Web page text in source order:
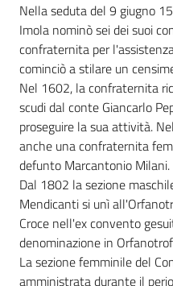
Risorse
online
Casa
Piani
Archivio
storico
Nella seduta del 9 giugno
Imola nominò sei dei suoi
confraternita per
cominciò a stilare un
Nel 1602, la confraternita
scudi dal conte Giancarlo
proseguire la sua attività.
anche una confraternita
defunto Marcantonio Milani.
Dal 1802 la sezione
Mendicanti si unì
Croce nell'ex convento
denominazione in
La sezione femminile del
amministrata durante il